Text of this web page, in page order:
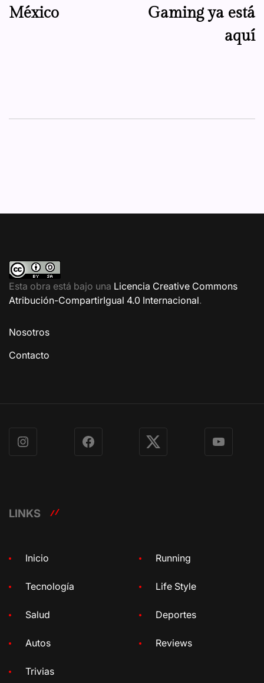
México
Gaming ya está
aquí
Esta obra está bajo una Licencia Creative Commons
Atribución-CompartirIgual 4.0 Internacional.
Nosotros
Contacto
Instagram Facebook X YouTube
LINKS
Inicio Running
Tecnología Life Style
Salud Deportes
Autos Reviews
Trivias